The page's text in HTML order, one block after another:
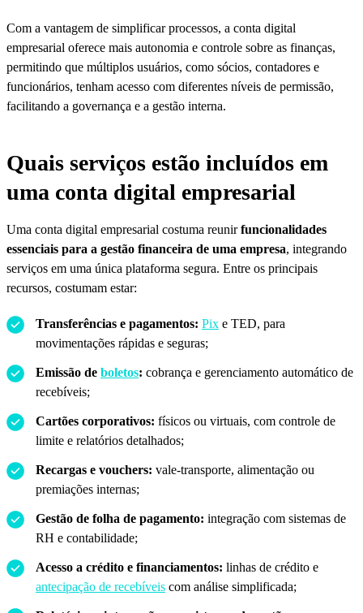
Com a vantagem de simplificar processos, a conta digital
empresarial oferece mais autonomia e controle sobre as finanças,
permitindo que múltiplos usuários, como sócios, contadores e
funcionários, tenham acesso com diferentes níveis de permissão,
facilitando a governança e a gestão interna.
Quais serviços estão incluídos em
uma conta digital empresarial
Uma conta digital empresarial costuma reunirfuncionalidades
essenciais para a gestão financeira de uma empresa, integrando
serviços em uma única plataforma segura. Entre os principais
recursos, costumam estar:
Transferências e pagamentos: Pix e TED, para
movimentações rápidas e seguras;
Emissão de boletos: cobrança e gerenciamento automático de
recebíveis;
Cartões corporativos: físicos ou virtuais, com controle de
limite e relatórios detalhados;
Recargas e vouchers: vale-transporte, alimentação ou
premiações internas;
Gestão de folha de pagamento: integração com sistemas de
RH e contabilidade;
Acesso a crédito e financiamentos: linhas de crédito e
antecipação de recebíveis com análise simplificada;